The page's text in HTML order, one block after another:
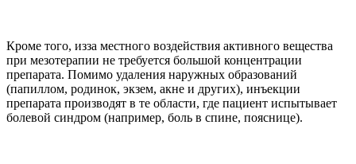
Кроме того, из­за местного воздействия активного вещества
при мезотерапии не требуется большой концентрации
препарата. Помимо удаления наружных образований
(папиллом, родинок, экзем, акне и других), инъекции
препарата производят в те области, где пациент испытывает
болевой синдром (например, боль в спине, пояснице).